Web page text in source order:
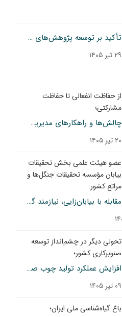
تأکید بر توسعه پژوهش‌های کاربردی مرتع در بیست‌ونهمین جلسه کمیته تخصصی بخش تحقیقات مرتع
۲۹ تیر ۱۴۰۵
از حفاظت انفعالی تا حفاظت
مشارکتی؛
چالش‌ها و راهکارهای مدیریت پایدار گیاهان دارویی در ایران
۲۰ تیر ۱۴۰۵
عضو هیئت علمی بخش تحقیقات
بیابان مؤسسه تحقیقات جنگل‌ها و
مراتع کشور:
مقابله با بیابان‌زایی، نیازمند گذار از مدیریت فنی به حکمرانی اجتماعی–اکولوژیکی است
تحولی دیگر در چشم‌انداز توسعه
صنوبرکاری کشور؛
افزایش عملکرد تولید چوب صنوبر تبریزی با انتخاب مناسب فاصله کاشت
۰۹ تیر ۱۴۰۵
باغ گیاه‌شناسی ملی ایران؛